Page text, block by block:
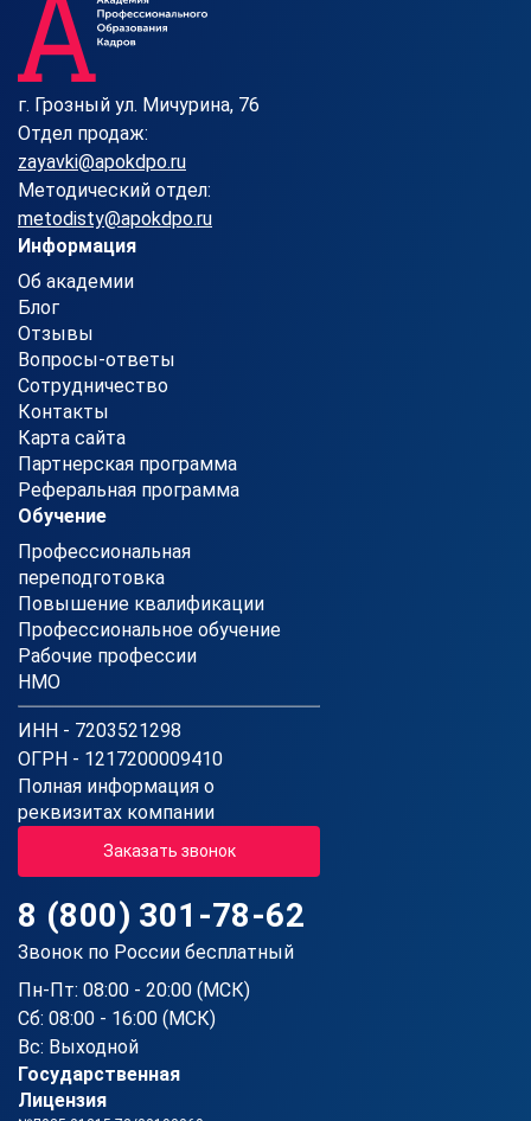
г. Грозный ул. Мичурина, 76
Отдел продаж:
zayavki@apokdpo.ru
Методический отдел:
metodisty@apokdpo.ru
Информация
Об академии
Блог
Отзывы
Вопросы-ответы
Сотрудничество
Контакты
Карта сайта
Партнерская программа
Реферальная программа
Обучение
Профессиональная
переподготовка
Повышение квалификации
Профессиональное обучение
Рабочие профессии
НМО
ИНН - 7203521298
ОГРН - 1217200009410
Полная информация о
реквизитах компании
Заказать звонок
8 (800) 301-78-62
Звонок по России бесплатный
Пн-Пт: 08:00 - 20:00 (МСК)
Сб: 08:00 - 16:00 (МСК)
Вс: Выходной
Государственная
Лицензия